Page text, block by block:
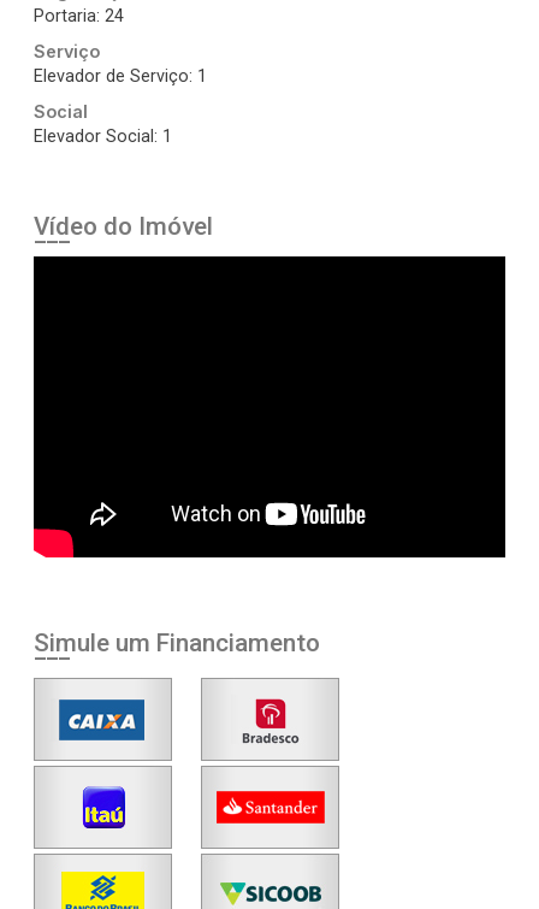
Portaria: 24
Serviço
Elevador de Serviço: 1
Social
Elevador Social: 1
Vídeo do Imóvel
Simule um Financiamento